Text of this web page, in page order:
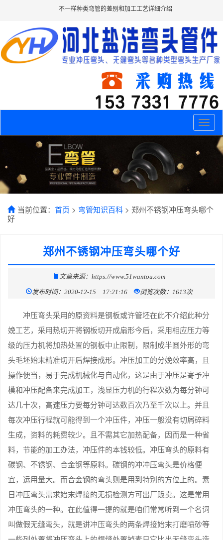
不一样种类弯管的差别和加工工艺详细介绍
Toggle
当前位置： 首页 > 弯管知识百科 > 郑州不锈钢冲压弯头哪个
好
郑州不锈钢冲压弯头哪个好
文章来源：https://www.51wantou.com
发布时间：2020-12-15 17:21:16 浏览次数：1613次
冲压弯头采用的原资料是钢板或许管坯在此不介绍此种分
娩工艺，采用热切开将钢板切开成扇形今后，采用相应压力等
级的压力机将加热处置的钢板中止限制，限制成半圆外形的弯
头毛坯始末精准切开后焊接成形。冲压加工的分娩效率高，且
操作便当，易于完成机械化与自动化，这是由于冲压是寄予冲
模和冲压配备来完成加工，浅显压力机的行程次数为每分钟可
达几十次，高速压力要每分钟可达数百次乃至千次以上。并且
每次冲压行程就可能得到一个冲压件，冲压一般没有切屑碎料
生成，资料的耗费较少。且不需其它加热配备，因而是一种省
料，节能的加工办法，冲压件的本钱较低。冲压弯头的原料有
碳钢、不锈钢、合金钢等原料。碳钢的冲冲压弯头是价格便
宜，运用量大。而合金钢的弯头则是用到特别的方位上的。素
日冲压弯头需求始末焊接的无损检测方可出厂贩卖。这是常用
冲压弯头的一种。在此值得一提的就是咱们常常听到一个名词
叫做假无缝弯头，就是讲冲压弯头的两条焊接始末打磨喷砂等